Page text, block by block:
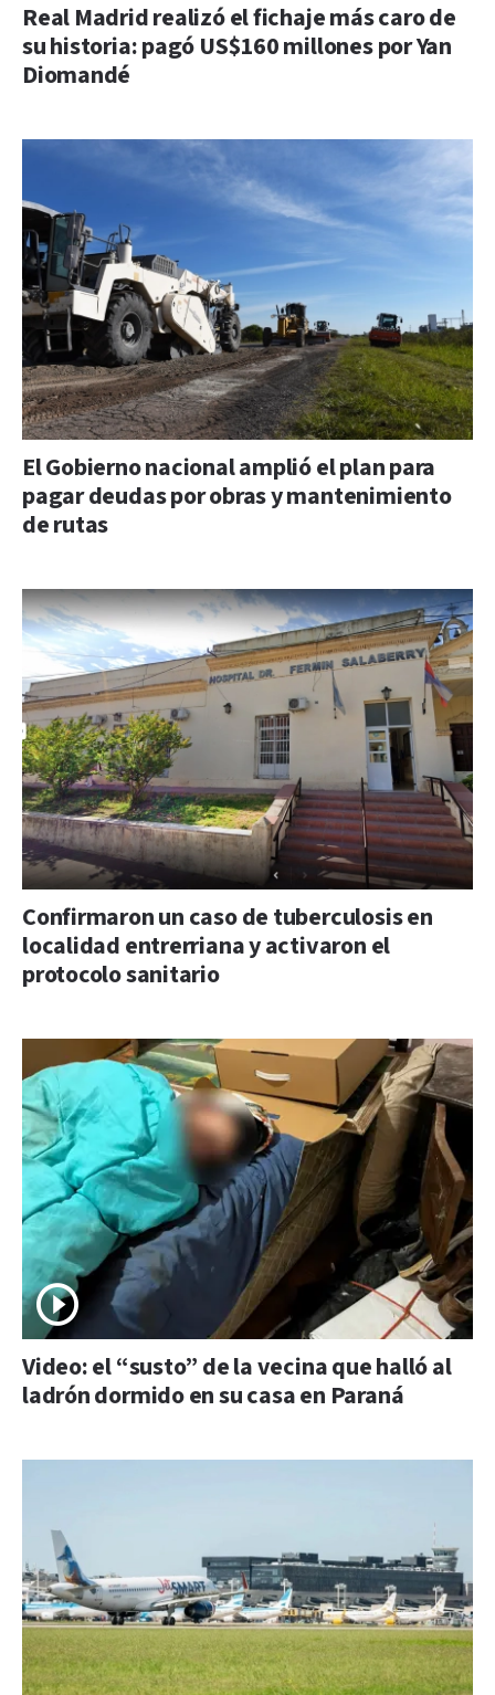
Real Madrid realizó el fichaje más caro de
su historia: pagó US$160 millones por Yan
Diomandé
El Gobierno nacional amplió el plan para
pagar deudas por obras y mantenimiento
de rutas
Confirmaron un caso de tuberculosis en
localidad entrerriana y activaron el
protocolo sanitario
Video: el “susto” de la vecina que halló al
ladrón dormido en su casa en Paraná